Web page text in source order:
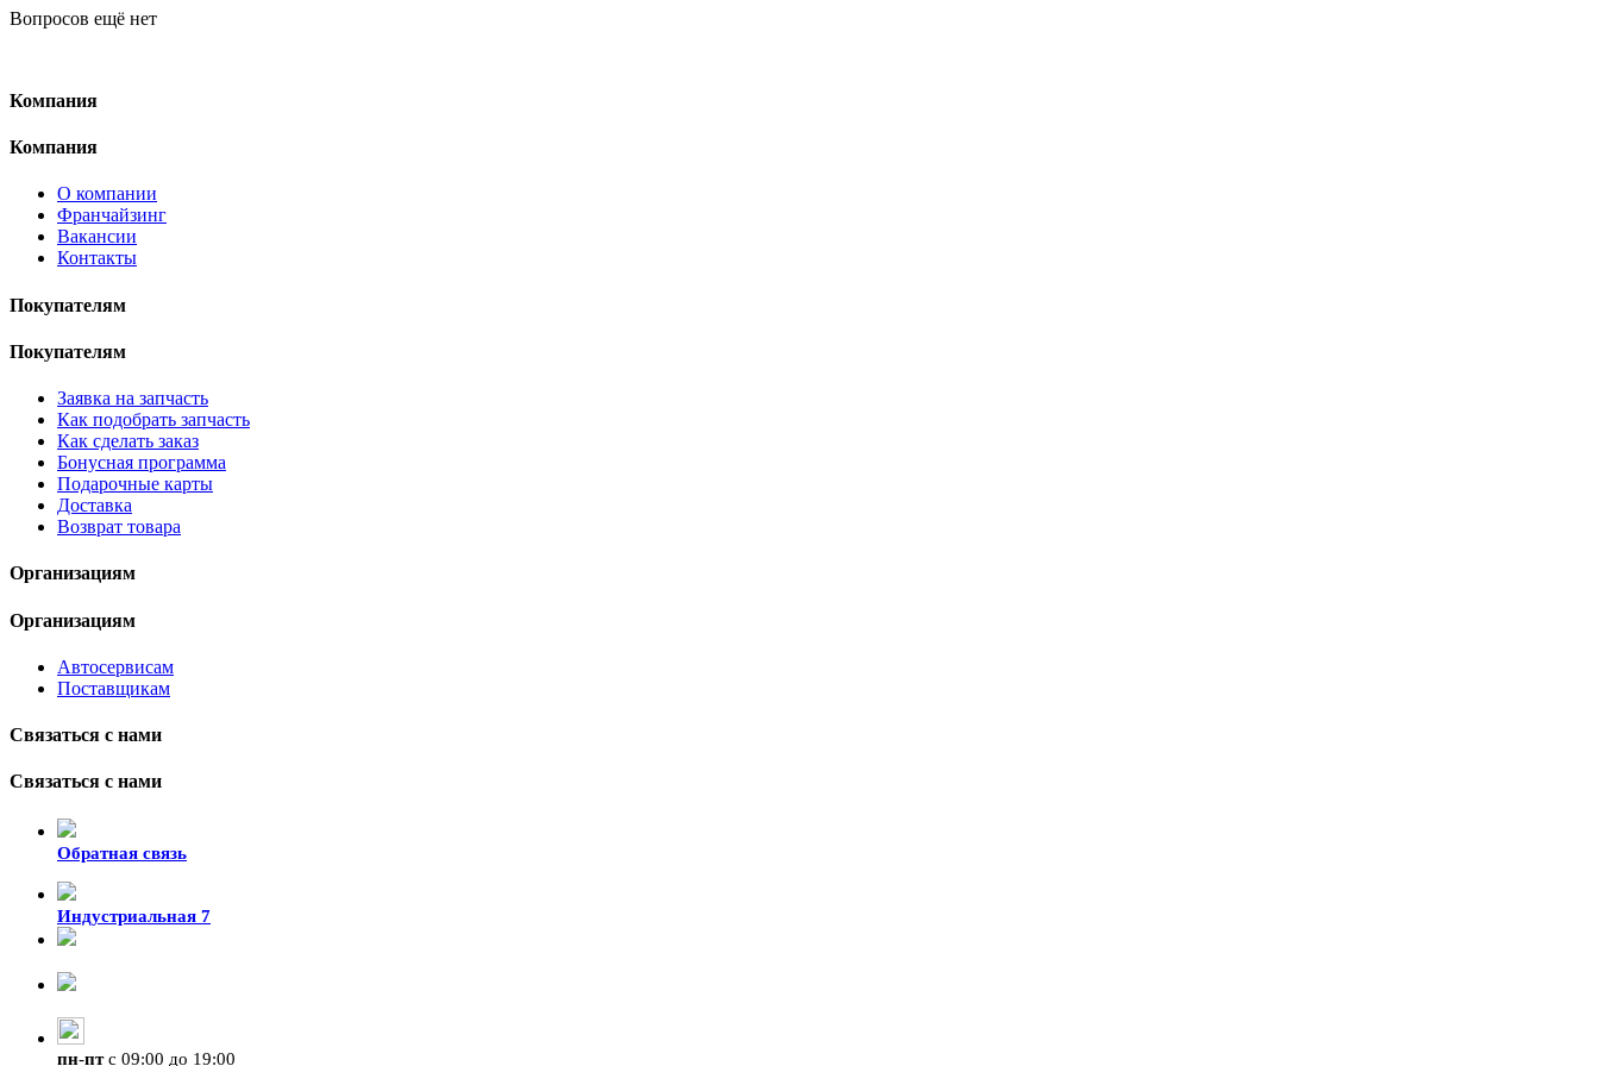
Вопросов ещё нет
Компания
Компания
О компании
Франчайзинг
Вакансии
Контакты
Покупателям
Покупателям
Заявка на запчасть
Как подобрать запчасть
Как сделать заказ
Бонусная программа
Подарочные карты
Доставка
Возврат товара
Организациям
Организациям
Автосервисам
Поставщикам
Связаться с нами
Связаться с нами
Обратная связь
Индустриальная 7
пн-птс 09:00 до 19:00